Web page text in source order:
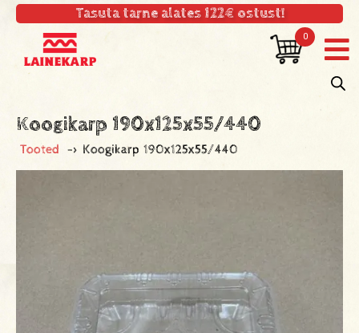
Tasuta tarne alates 122€ ostust!
0
Koogikarp 190x125x55/440
Tooted -> Koogikarp 190x125x55/440